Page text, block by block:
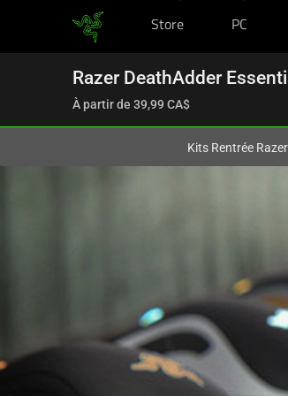
Store PC
Kits Rentrée
Razer DeathAdder
À partir de 39,99 CA$